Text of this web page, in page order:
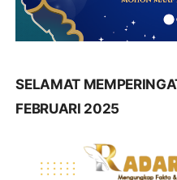
SELAMAT
FEBRUARI 2025